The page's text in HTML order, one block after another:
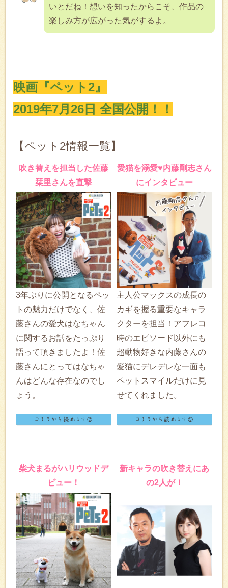
いとだね！想いを知ったからこそ、作品の
楽しみ方が広がった気がするよ。
映画『ペット2』
2019年7月26日 全国公開！！
【ペット2情報一覧】
吹き替えを担当した佐藤
栞里さんを直撃
3年ぶりに公開となるペッ
トの魅力だけでなく、佐
藤さんの愛犬はなちゃん
に関するお話をたっぷり
語って頂きましたよ！佐
藤さんにとってはなちゃ
んはどんな存在なのでし
ょう。
愛猫を溺愛♥内藤剛志さん
にインタビュー
主人公マックスの成長の
カギを握る重要なキャラ
クターを担当！アフレコ
時のエピソード以外にも
超動物好きな内藤さんの
愛猫にデレデレな一面も
ペットスマイルだけに見
せてくれました。
柴犬まるがハリウッドデ
ビュー！
新キャラの吹き替えにあ
の2人が！